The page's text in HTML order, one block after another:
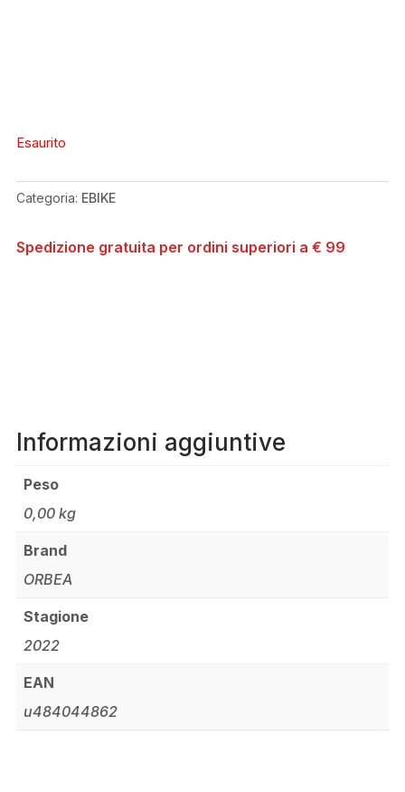
Esaurito
Categoria: EBIKE
Spedizione gratuita per ordini superiori a € 99
Informazioni aggiuntive
Peso
0,00 kg
Brand
ORBEA
Stagione
2022
EAN
u484044862